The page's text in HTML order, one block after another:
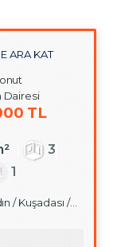
ARA KAT
Dairesi
TL
3
1
/ Kuşadası / Davutlar